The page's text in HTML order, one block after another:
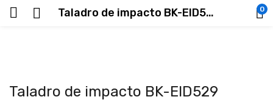
Taladro de impacto BK-EID529 0
Taladro de impacto BK-EID529